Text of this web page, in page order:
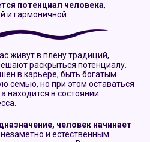
потенциал человека,
и гармоничной.
живут в плену традиций,
раскрыться потенциалу.
в карьере, быть богатым
семью, но при этом оставаться
находится в состоянии
человек начинает
и естественным